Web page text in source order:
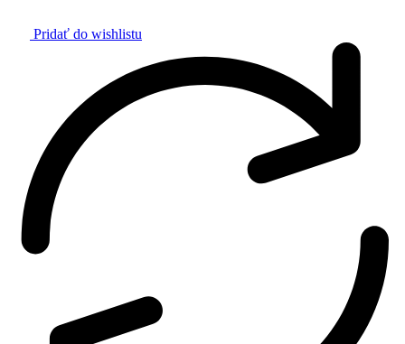
Pridať do wishlistu